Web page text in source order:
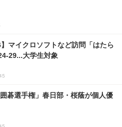
】マイクロソフトなど訪問「はたら
29...大学生対象
碁選手権」春日部・桜蔭が個人優